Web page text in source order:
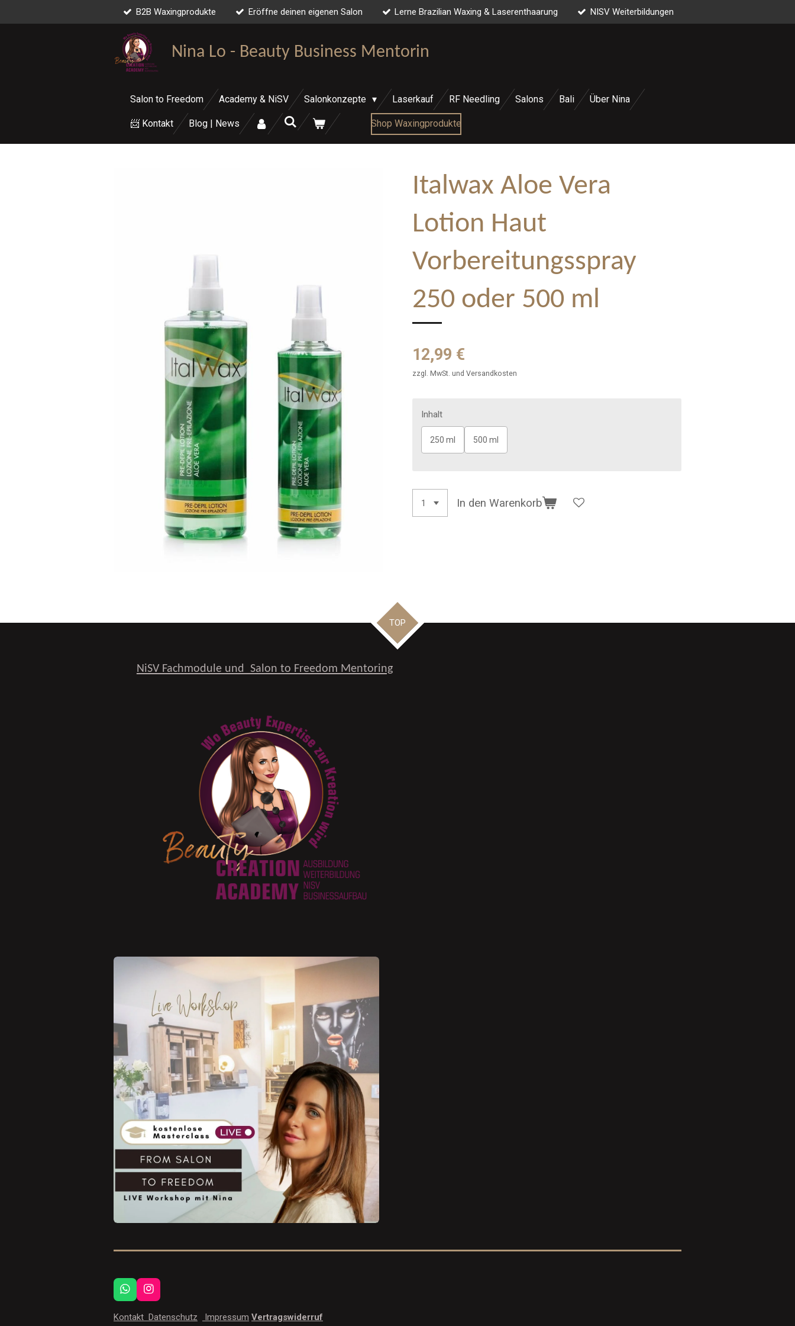
B2B Waxingprodukte Eröffne deinen eigenen Salon Lerne Brazilian Waxing & Laserenthaarung NISV Weiterbildungen
Nina Lo - Beauty Business Mentorin
Salon to Freedom Academy & NiSV Salonkonzepte Laserkauf RF Needling Salons Bali Über Nina
📨 Kontakt Blog | News Shop Waxingprodukte
Italwax Aloe Vera
Lotion Haut
Vorbereitungsspray
250 oder 500 ml
12,99 €
zzgl. MwSt. und Versandkosten
Inhalt
250 ml 500 ml
In den Warenkorb
TOP
NiSV Fachmodule und Salon to Freedom Mentoring
W
h
a
I
n
s
Kontakt Datenschutz Impressum Vertragswiderruf